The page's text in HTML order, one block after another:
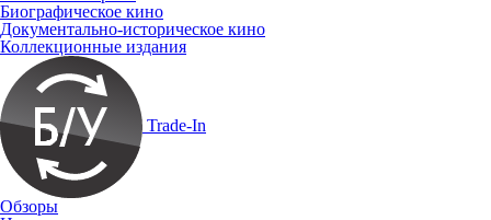
Биографическое кино
Документально-историческое кино
Коллекционные издания
Trade-In
Обзоры